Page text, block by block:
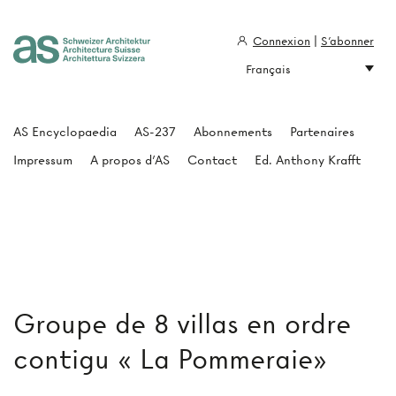
Groupe de 8 villas en ordre
contigu « La Pommeraie»
AS Encyclopaedia AS-237 Abonnements
Partenaires
Impressum
A propos d'AS Contact Ed. Anthony Krafft
Connexion
S'abonner
Français